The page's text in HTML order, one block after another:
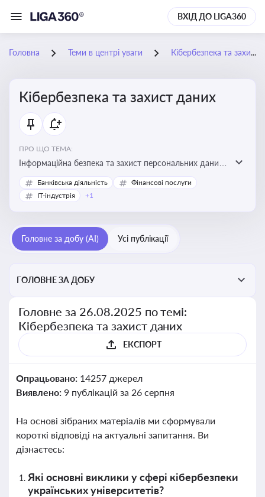
ВХІД ДО LIGA360
Головна Теми в центрі уваги Кібербезпека та захист даних
Кібербезпека та захист даних
ПРО ЩО ТЕМА:
Інформаційна безпека та захист персональних даних
на підприємстві
Банківська діяльність
Фінансові послуги
IT-індустрія
+1
Головне за добу (AI) Усі публікації
ГОЛОВНЕ ЗА ДОБУ
Головне за 26.08.2025 по темі:
Кібербезпека та захист даних
ЕКСПОРТ
Опрацьовано: 14257 джерел
Виявлено: 9 публікацій за 26 серпня
На основі зібраних матеріалів ми сформували
короткі відповіді на актуальні запитання. Ви
дізнаєтесь:
Які основні виклики у сфері кібербезпеки
українських університетів?